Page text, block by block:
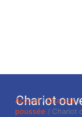
Chariot
Accueil/Chariots/
poussée / Chariot